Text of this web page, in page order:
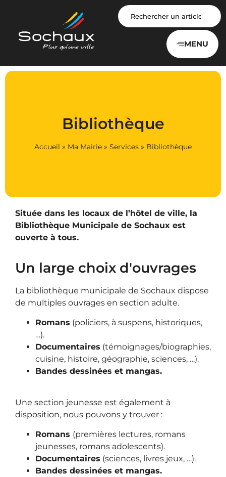
MENU
Bibliothèque
Accueil » Ma Mairie » Services » Bibliothèque
Située dans les locaux de l’hôtel de ville, la
Bibliothèque Municipale de Sochaux est
ouverte à tous.
Un large choix d'ouvrages
La bibliothèque municipale de Sochaux dispose
de multiples ouvrages en section adulte.
Romans (policiers, à suspens, historiques,
…).
Documentaires (témoignages/biographies,
cuisine, histoire, géographie, sciences, …).
Bandes dessinées et mangas.
Une section jeunesse est également à
disposition, nous pouvons y trouver :
Romans (premières lectures, romans
jeunesses, romans adolescents).
Documentaires (sciences, livres jeux, …).
Bandes dessinées et mangas.
Panneau de gestion des cookies